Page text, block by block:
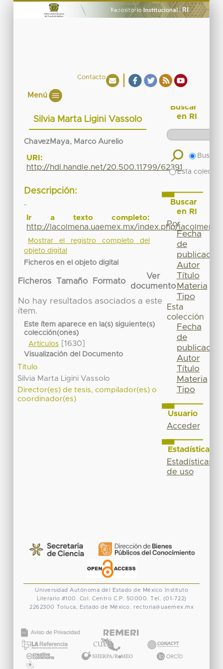
Contacto
Menú
Silvia Marta Ligini Vassolo
ChavezMaya, Marco Aurelio
URI:
http://hdl.handle.net/20.500.11799/62391
Descripción:
-
Ir a texto completo:
http://lacolmena.uaemex.mx/index.php/
Mostrar el registro completo del
objeto digital
Ficheros en el objeto digital
Ficheros Tamaño Formato
Ver
documento
No hay resultados asociados a este
ítem.
Este ítem aparece en la(s) siguiente(s)
colección(ones)
Artículos[1630]
Visualización del Documento
Título
Silvia Marta Ligini Vassolo
Director(es) de tesis, compilador(es) o
coordinador(es)
Buscar
en RI
Buscar
Esta
Buscar
en RI
Por
Fecha
de
publicación
Autor
Título
Materia
Tipo
Esta
colección
Fecha
de
publicación
Autor
Título
Materia
Tipo
Usuario
Acceder
Estadísticas
Estadísticas
de uso
Universidad Autónoma del Estado de México
Instituto
Literario #100. Col. Centro C.P. 50000. Tel. (01-722)
2262300 Toluca, Estado de México. rectoria@uaemex.mx